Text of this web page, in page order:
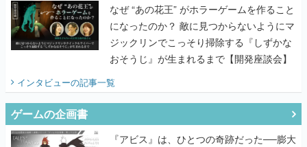
なぜ “あの花王” がホラーゲームを作ること
になったのか？ 敵に見つからないようにマ
ジックリンでこっそり掃除する『しずかな
おそうじ』が生まれるまで【開発座談会】
インタビューの記事一覧
ゲームの企画書
『アビス』は、ひとつの奇跡だった──膨大